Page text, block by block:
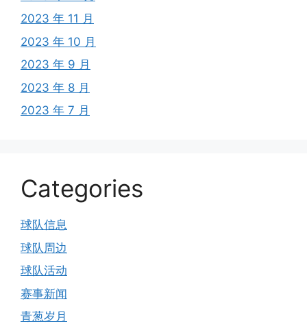
2023 年 11 月
2023 年 10 月
2023 年 9 月
2023 年 8 月
2023 年 7 月
Categories
球队信息
球队周边
球队活动
赛事新闻
青葱岁月